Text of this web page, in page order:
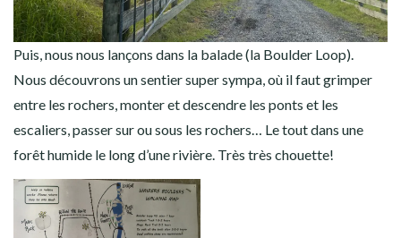
d’absence (ça fait plaisir de voir encore des endroits où ils
comptent sur l’honnêteté des gens), les places de camping…
Nous nous garons donc sur une place. Encore une fois on a
l’embarras du choix, nous sommes seuls! On va pas être gênés
cette nuit, pas un voisin, pas une route!